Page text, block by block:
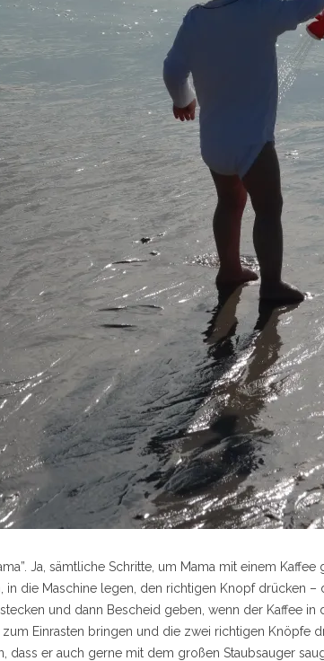
Ja, sämtliche Schritte, um Mama mit einem
in die Maschine legen, den richtigen Knopf drücken –
stecken und dann Bescheid geben, wenn der Kaffee
Einrasten bringen und die zwei richtigen Knöpfe
dass er auch gerne mit dem großen Staubsauger
e